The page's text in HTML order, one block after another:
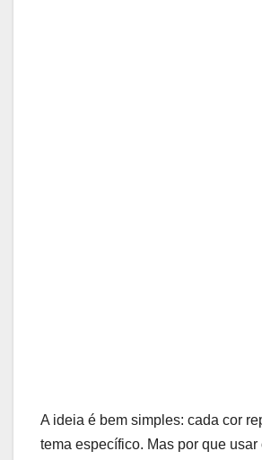
A ideia é bem simples: cada cor
tema específico. Mas por que usar